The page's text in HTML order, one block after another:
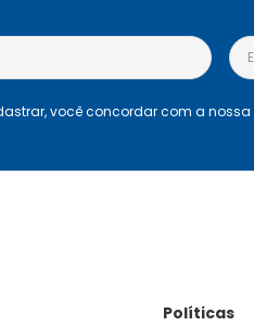
você concordar com a nossa
Políticas